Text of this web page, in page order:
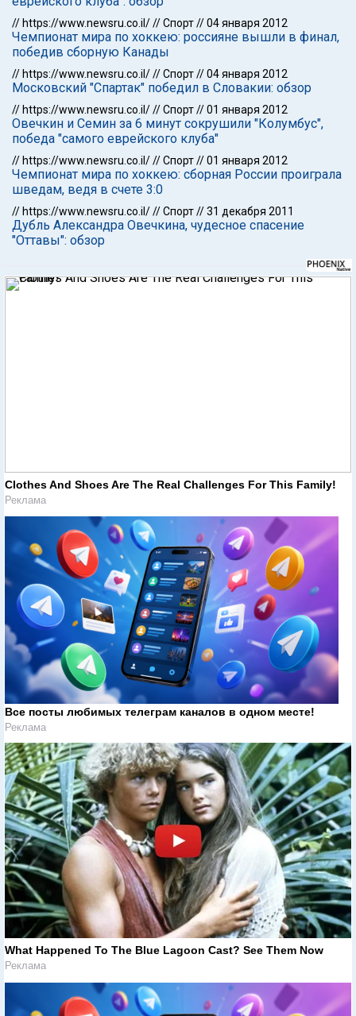
// https://www.newsru.co.il///Спорт//04 января 2012
Чемпионат мира по хоккею: россияне вышли в финал,
победив сборную Канады
// https://www.newsru.co.il///Спорт//04 января 2012
Московский "Спартак" победил в Словакии: обзор
// https://www.newsru.co.il///Спорт//01 января 2012
Овечкин и Семин за 6 минут сокрушили "Колумбус",
победа "самого еврейского клуба"
// https://www.newsru.co.il///Спорт//01 января 2012
Чемпионат мира по хоккею: сборная России проиграла
шведам, ведя в счете 3:0
// https://www.newsru.co.il///Спорт//31 декабря 2011
Дубль Александра Овечкина, чудесное спасение
"Оттавы": обзор
Clothes And Shoes Are The Real Challenges For This Family!
Реклама
Все посты любимых телеграм каналов в одном месте!
Реклама
What Happened To The Blue Lagoon Cast? See Them Now
Реклама